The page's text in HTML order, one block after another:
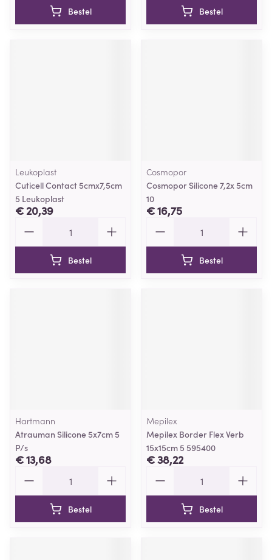
Bestel Bestel
Leukoplast
Cuticell Contact 5cmx7,5cm
5 Leukoplast
€ 20,39
Bestel
Cosmopor
Cosmopor Silicone 7,2x 5cm
10
€ 16,75
Bestel
Hartmann
Atrauman Silicone 5x7cm 5
P/s
€ 13,68
Bestel
Mepilex
Mepilex Border Flex Verb
15x15cm 5 595400
€ 38,22
Bestel